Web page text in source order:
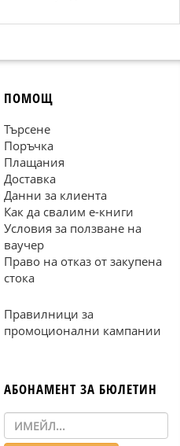
ПОМОЩ
Търсене
Поръчка
Плащания
Доставка
Данни за клиента
Как да свалим е-книги
Условия за ползване на
ваучер
Право на отказ от закупена
стока
Правилници за
промоционални кампании
АБОНАМЕНТ ЗА БЮЛЕТИН